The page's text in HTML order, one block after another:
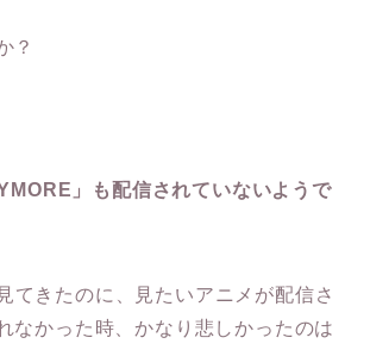
？
」も配信されていないようで
てきたのに、見たいアニメが配信さ
なかった時、かなり悲しかったのは